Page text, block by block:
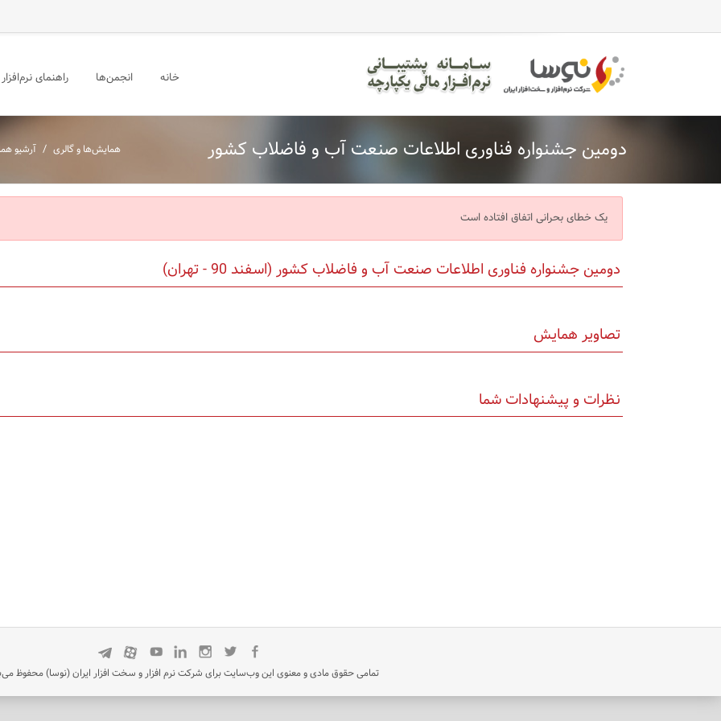
خانه انجمن‌ها راهنمای نرم‌افزار
دومین جشنواره فناوری اطلاعات صنعت آب و فاضلاب کشور همایش‌ها و گالری / آرشیو
یک خطای بحرانی اتفاق افتاده است
دومین جشنواره فناوری اطلاعات صنعت آب و فاضلاب کشور (اسفند 90 - تهران)
تصاویر همایش
نظرات و پیشنهادات شما
تمامی حقوق مادی و معنوی این وب‌سایت برای شرکت نرم افزار و سخت افزار ایران (نوسا) محفوظ